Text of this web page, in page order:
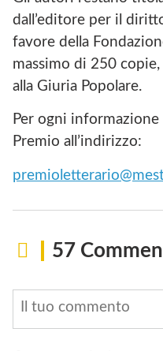
dall’editore per il
favore della
massimo di 250
alla Giuria Popolare.
Per ogni
Premio all’indirizzo:
57